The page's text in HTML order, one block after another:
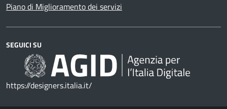
Piano di Miglioramento dei servizi
SEGUICI SU
https://designers.italia.it/